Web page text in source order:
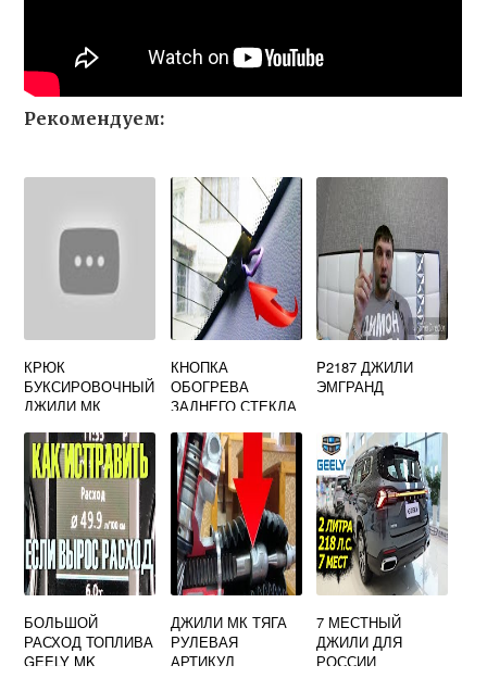
Рекомендуем:
КРЮК
БУКСИРОВОЧНЫЙ
ДЖИЛИ МК
КНОПКА
ОБОГРЕВА
ЗАДНЕГО СТЕКЛА
АРТИКУЛ
P2187 ДЖИЛИ
ЭМГРАНД
БОЛЬШОЙ
РАСХОД ТОПЛИВА
GEELY MK
ДЖИЛИ МК ТЯГА
РУЛЕВАЯ
АРТИКУЛ
7 МЕСТНЫЙ
ДЖИЛИ ДЛЯ
РОССИИ